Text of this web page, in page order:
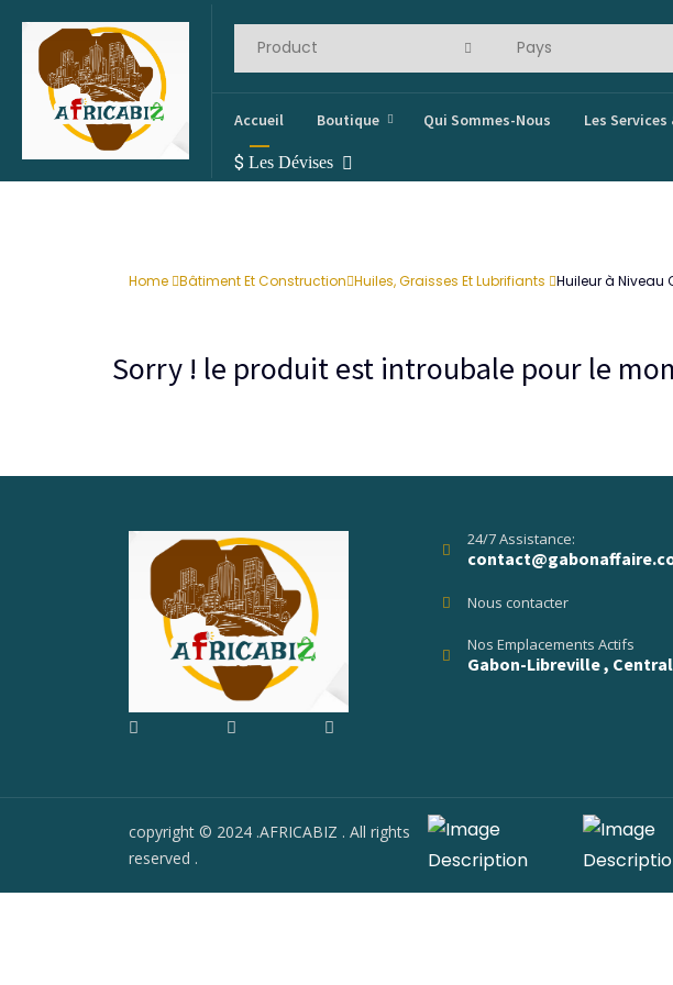
Accueil Boutique Qui Sommes-Nous Les
$ Les Dévises
Home Bâtiment Et Construction Huiles, Graisses Et Lubrifiants Huileur à Niveau
Sorry ! le produit est introubale pour le
24/7 Assistance:
Nous contacter
Nos Emplacements Actifs
Gabon-Libreville ,
copyright © 2024 .AFRICABIZ . All rights
reserved .